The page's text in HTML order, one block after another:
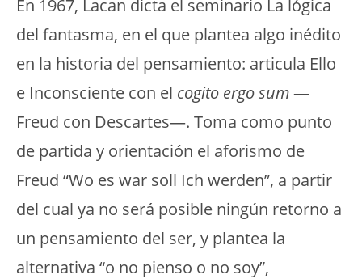
En 1967, Lacan dicta el seminario La lógica
del fantasma, en el que plantea algo inédito
en la historia del pensamiento: articula Ello
e Inconsciente con el cogito ergo sum—
Freud con Descartes—. Toma como punto
de partida y orientación el aforismo de
Freud “Wo es war soll Ich werden”, a partir
del cual ya no será posible ningún retorno a
un pensamiento del ser, y plantea la
alternativa “o no pienso o no soy”,